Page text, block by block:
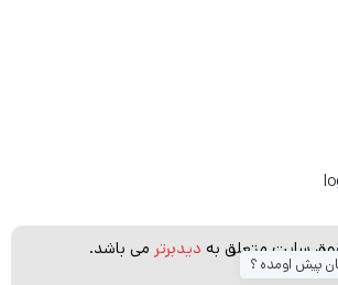
سایت متعلق به دیدبرتر می باشد.
پیش اومده ؟